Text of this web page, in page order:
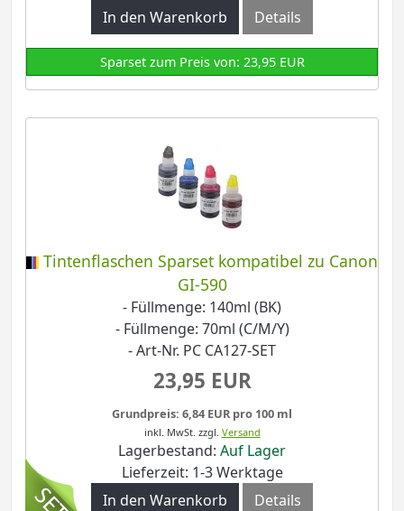
In den Warenkorb
Details
Sparset zum Preis von: 23,95 EUR
Tintenflaschen Sparset kompatibel zu Canon
GI-590
- Füllmenge: 140ml (BK)
- Füllmenge: 70ml (C/M/Y)
- Art-Nr. PC CA127-SET
23,95 EUR
Grundpreis: 6,84 EUR pro 100 ml
inkl. MwSt. zzgl. Versand
Lagerbestand: Auf Lager
Lieferzeit: 1-3 Werktage
In den Warenkorb
Details